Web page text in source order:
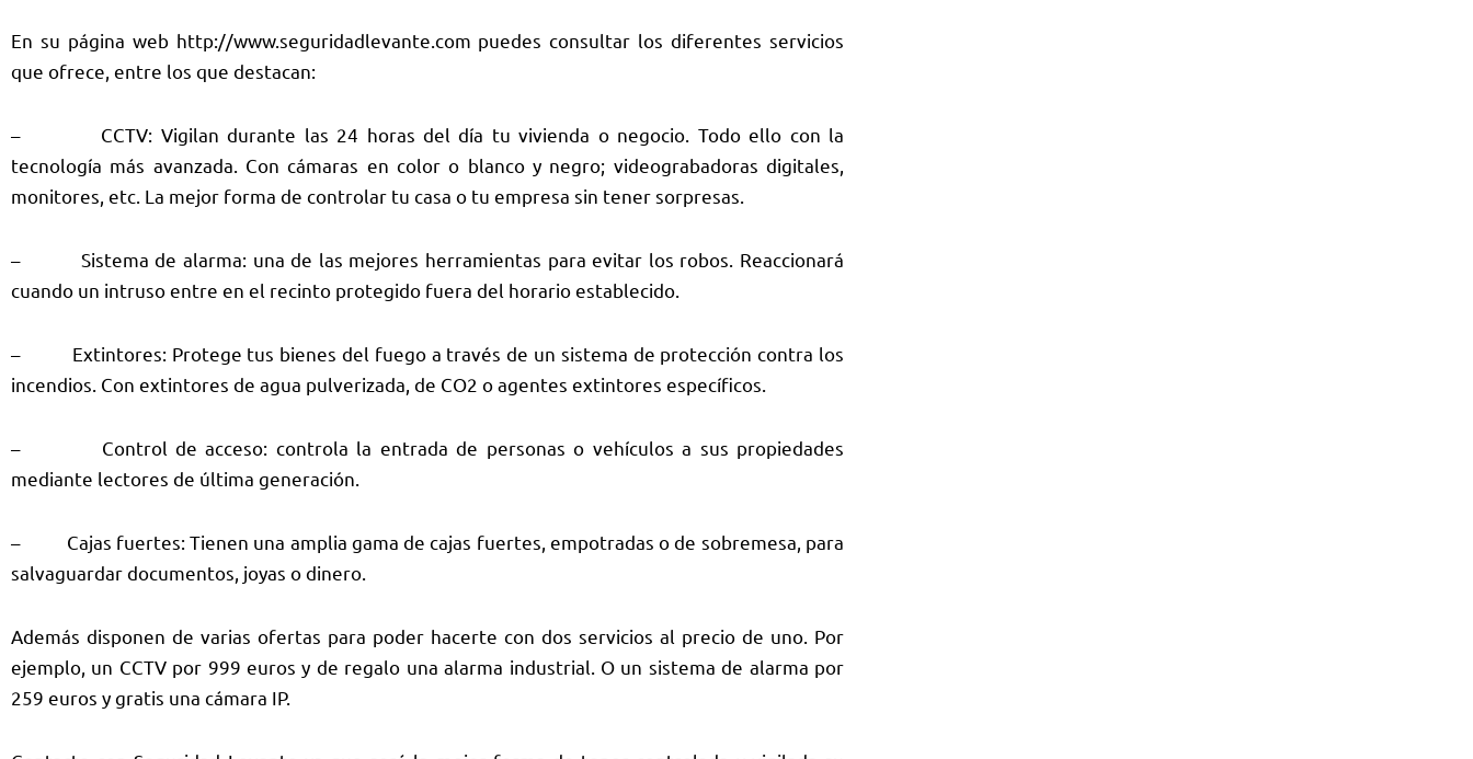
En su página web http://www.seguridadlevante.com puedes consultar los diferentes servicios
que ofrece, entre los que destacan:
– CCTV: Vigilan durante las 24 horas del día tu vivienda o negocio. Todo ello con la
tecnología más avanzada. Con cámaras en color o blanco y negro; videograbadoras digitales,
monitores, etc. La mejor forma de controlar tu casa o tu empresa sin tener sorpresas.
– Sistema de alarma: una de las mejores herramientas para evitar los robos. Reaccionará
cuando un intruso entre en el recinto protegido fuera del horario establecido.
– Extintores: Protege tus bienes del fuego a través de un sistema de protección contra los
incendios. Con extintores de agua pulverizada, de CO2 o agentes extintores específicos.
– Control de acceso: controla la entrada de personas o vehículos a sus propiedades
mediante lectores de última generación.
– Cajas fuertes: Tienen una amplia gama de cajas fuertes, empotradas o de sobremesa, para
salvaguardar documentos, joyas o dinero.
Además disponen de varias ofertas para poder hacerte con dos servicios al precio de uno. Por
ejemplo, un CCTV por 999 euros y de regalo una alarma industrial. O un sistema de alarma por
259 euros y gratis una cámara IP.